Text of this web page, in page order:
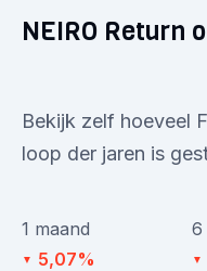
NEIRO Return
Bekijk zelf hoeveel
loop der jaren is
1 maand
▼ 5,07%
6
▼